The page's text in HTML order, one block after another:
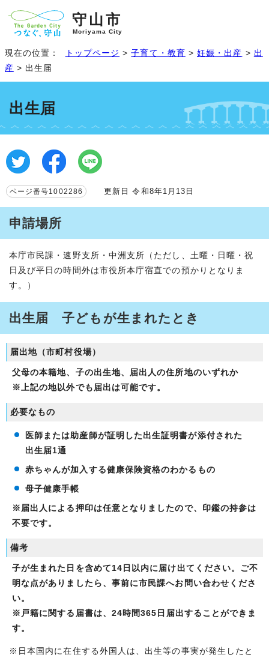
守山市
Moriyama City
現在の位置： トップページ >子育て・教育 >妊娠・出産 > 出
産 > 出生届
出生届
ページ番号1002286 更新日 令和8年1月13日
申請場所
本庁市民課・速野支所・中洲支所（ただし、土曜・日曜・祝
日及び平日の時間外は市役所本庁宿直での預かりとなりま
す。）
出生届 子どもが生まれたとき
届出地（市町村役場）
父母の本籍地、子の出生地、届出人の住所地のいずれか
※上記の地以外でも届出は可能です。
必要なもの
医師または助産師が証明した出生証明書が添付された
出生届1通
赤ちゃんが加入する健康保険資格のわかるもの
母子健康手帳
※届出人による押印は任意となりましたので、印鑑の持参は
不要です。
備考
子が生まれた日を含めて14日以内に届け出てください。ご不
明な点がありましたら、 事前に市民課へお問い合わせくださ
い。
※戸籍に関する届書は、24時間365日届出することができま
す。
※日本国内に在住する外国人は、出生等の事実が発生したと